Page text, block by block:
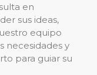
en
sus ideas,
equipo
necesidades y
para guiar su